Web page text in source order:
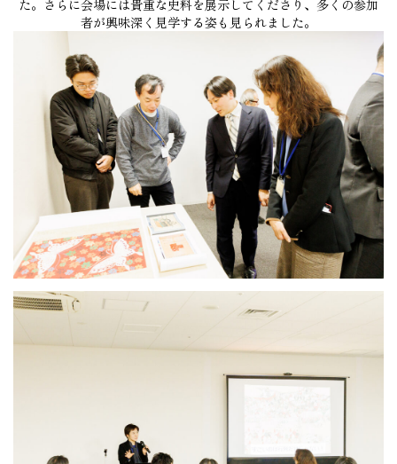
た。さらに会場には貴重な史料を展示してくださり、多くの参加
者が興味深く見学する姿も見られました。